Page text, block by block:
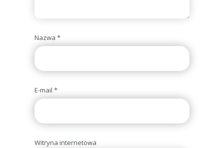
Nazwa *
E-mail *
Witryna internetowa